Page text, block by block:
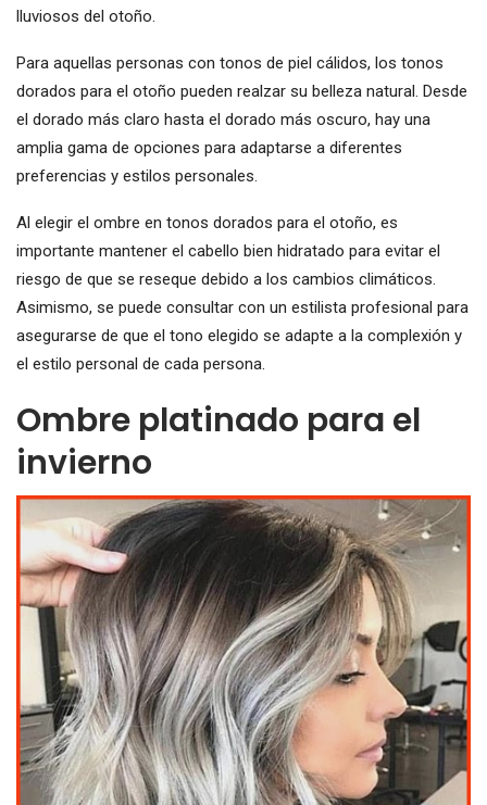
lluviosos del otoño.
Para aquellas personas con tonos de piel cálidos, los tonos
dorados para el otoño pueden realzar su belleza natural. Desde
el dorado más claro hasta el dorado más oscuro, hay una
amplia gama de opciones para adaptarse a diferentes
preferencias y estilos personales.
Al elegir el ombre en tonos dorados para el otoño, es
importante mantener el cabello bien hidratado para evitar el
riesgo de que se reseque debido a los cambios climáticos.
Asimismo, se puede consultar con un estilista profesional para
asegurarse de que el tono elegido se adapte a la complexión y
el estilo personal de cada persona.
Ombre platinado para el
invierno